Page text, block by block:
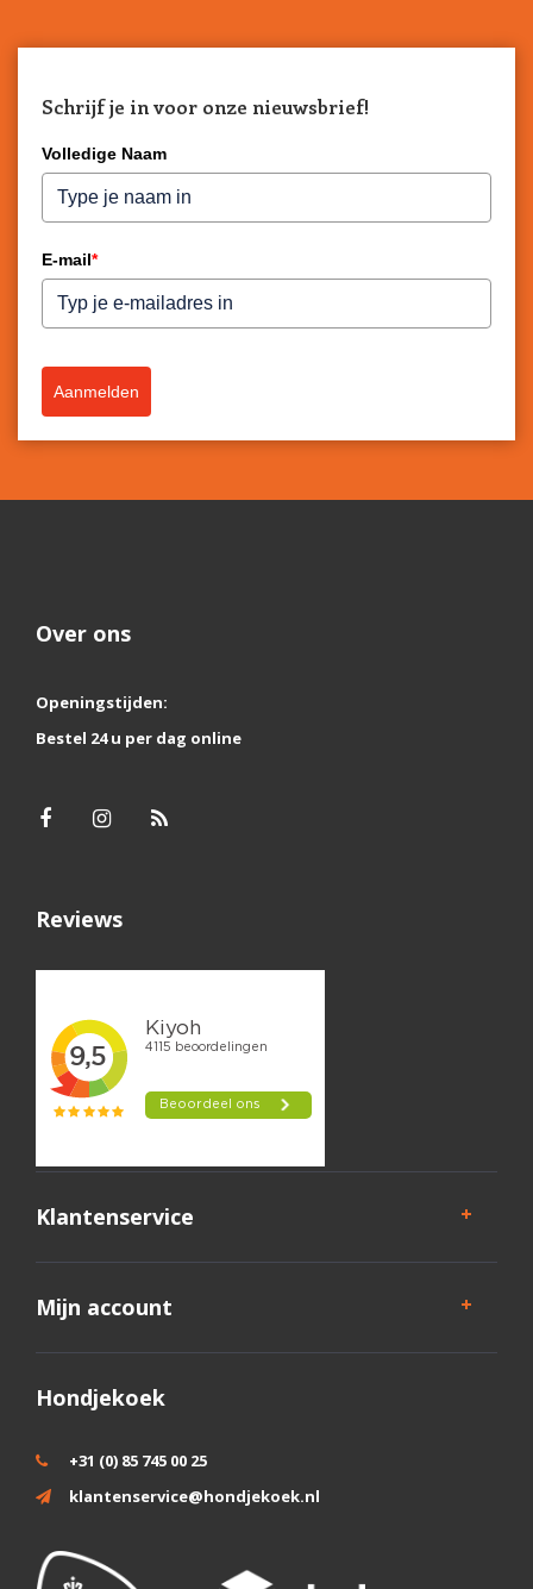
Schrijf je in voor onze nieuwsbrief!
Volledige Naam
E-mail*
Aanmelden
Over ons
Openingstijden:
Bestel 24 u per dag online
Reviews
Klantenservice
Mijn account
Hondjekoek
+31 (0) 85 745 00 25
klantenservice@hondjekoek.nl